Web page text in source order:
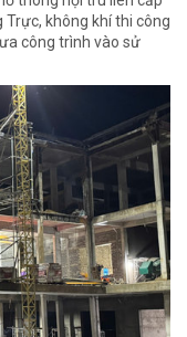
Trực, không khí thi công
công trình vào sử